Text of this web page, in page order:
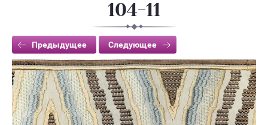
104-11
Предыдущее Следующее